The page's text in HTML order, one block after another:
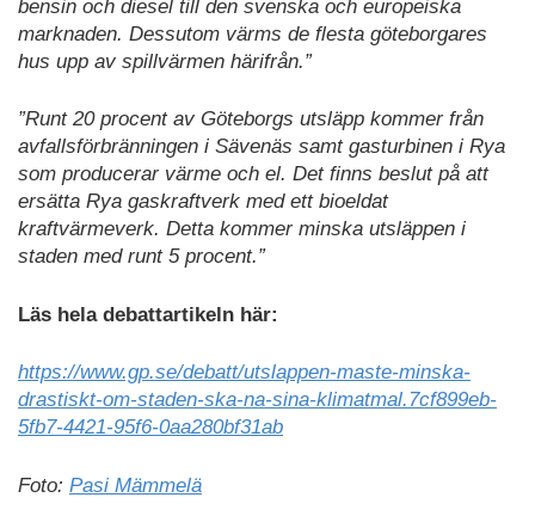
bensin och diesel till den svenska och europeiska
marknaden. Dessutom värms de flesta göteborgares
hus upp av spillvärmen härifrån.”
”Runt 20 procent av Göteborgs utsläpp kommer från
avfallsförbränningen i Sävenäs samt gasturbinen i Rya
som producerar värme och el. Det finns beslut på att
ersätta Rya gaskraftverk med ett bioeldat
kraftvärmeverk. Detta kommer minska utsläppen i
staden med runt 5 procent.”
Läs hela debattartikeln här:
https://www.gp.se/debatt/utslappen-maste-minska-
drastiskt-om-staden-ska-na-sina-klimatmal.7cf899eb-
5fb7-4421-95f6-0aa280bf31ab
Foto: Pasi Mämmelä